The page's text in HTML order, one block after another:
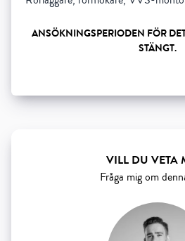
VILL DU VETA
Fråga mig om
ANSÖKNINGSPERIODEN FÖR
STÄNGT.